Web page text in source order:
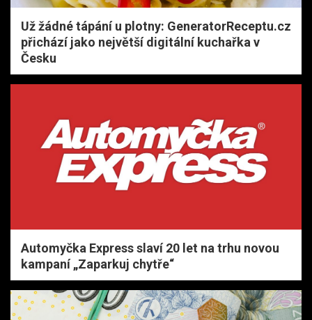
Už žádné tápání u plotny: GeneratorReceptu.cz
přichází jako největší digitální kuchařka v
Česku
Automyčka Express slaví 20 let na trhu novou
kampaní „Zaparkuj chytře“